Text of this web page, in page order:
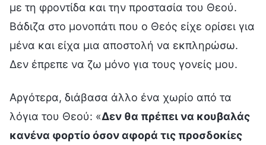
με τη φροντίδα και την προστασία του Θεού.
Βάδιζα στο μονοπάτι που ο Θεός είχε ορίσει για
μένα και είχα μια αποστολή να εκπληρώσω.
Δεν έπρεπε να ζω μόνο για τους γονείς μου.
Αργότερα, διάβασα άλλο ένα χωρίο από τα
λόγια του Θεού: «Δεν θα πρέπει να κουβαλάς
κανένα φορτίο όσον αφορά τις προσδοκίες